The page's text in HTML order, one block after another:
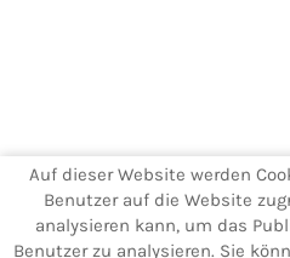
Auf dieser Website werden
Benutzer auf die Website
analysieren kann, um das
Benutzer zu analysieren. Sie